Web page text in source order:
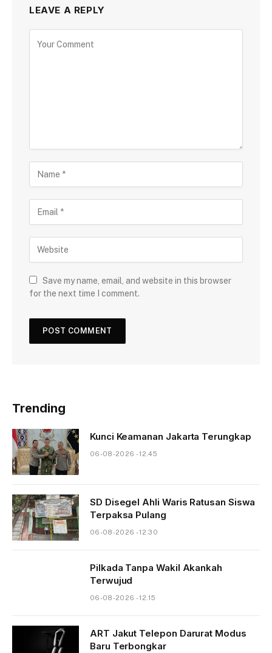
LEAVE A REPLY
Save my name, email, and website in this browser
for the next time I comment.
Trending
Kunci Keamanan Jakarta Terungkap
06-08-2026 - 12.45
SD Disegel Ahli Waris Ratusan Siswa
Terpaksa Pulang
06-08-2026 - 12.30
Pilkada Tanpa Wakil Akankah
Terwujud
06-08-2026 - 12.15
ART Jakut Telepon Darurat Modus
Baru Terbongkar